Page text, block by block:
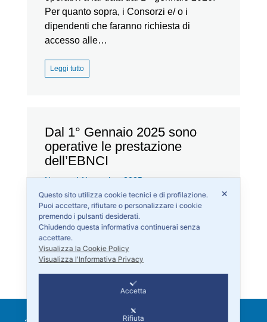
Per quanto sopra, i Consorzi e/ o i
dipendenti che faranno richiesta di
accesso alle…
Leggi tutto
Dal 1° Gennaio 2025 sono
operative le prestazione
dell’EBNCI
News 4 Novembre 2025
Si comunica che dal 1° Gennaio 2025
sono operative le prestazione dell’EBNCI.
Leggi tutto
✕
Questo sito utilizza cookie tecnici e di profilazione.
Puoi accettare, rifiutare o personalizzare i cookie
premendo i pulsanti desiderati.
Chiudendo questa informativa continuerai senza
accettare.
Visualizza la Cookie Policy
Visualizza l'Informativa Privacy
Accetta
Rifiuta